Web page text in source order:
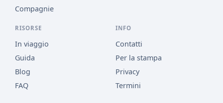
Compagnie
RISORSE
In viaggio
Guida
Blog
FAQ
INFO
Contatti
Per la stampa
Privacy
Termini